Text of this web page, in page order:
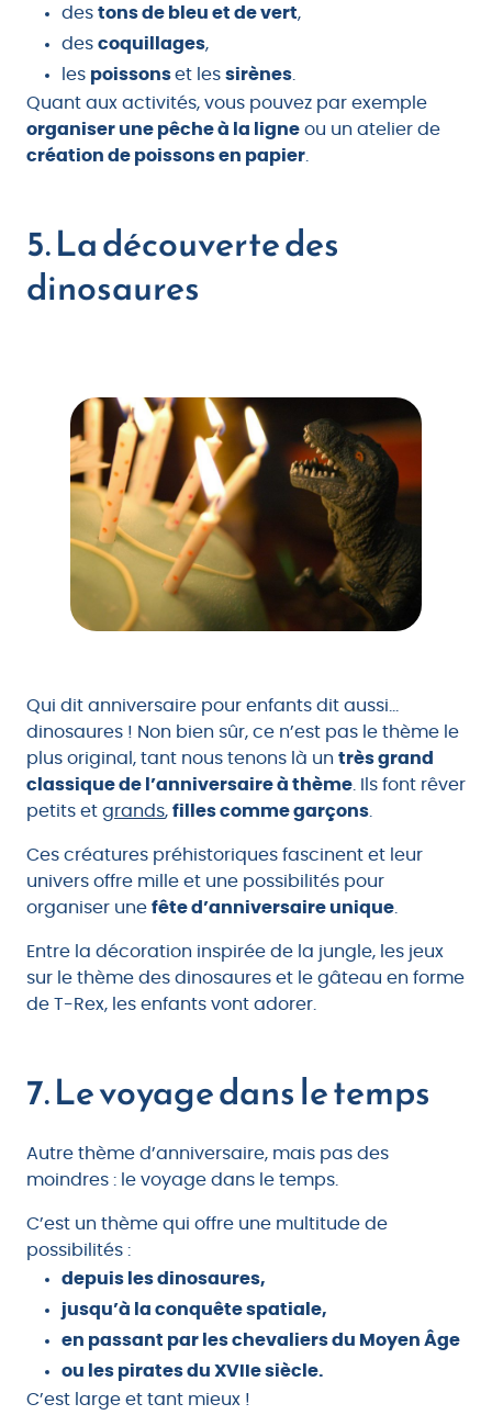
des tons de bleu et de vert,
des coquillages,
les poissonset les sirènes
Quant aux activités, vous pouvez par exemple
organiser une pêche à la ligne ou un atelier de
création de poissons en papier
5. La découverte des
dinosaures
Qui dit anniversaire pour enfants dit aussi…
dinosaures ! Non bien sûr, ce n’est pas le thème le
plus original, tant nous tenons là un très grand
classique de l’anniversaire à thème . Ils font rêver
petits et grands, filles comme garçons
Ces créatures préhistoriques fascinent et leur
univers offre mille et une possibilités pour
organiser une fête d’anniversaire unique
Entre la décoration inspirée de la jungle, les jeux
sur le thème des dinosaures et le gâteau en forme
de T-Rex, les enfants vont adorer.
7. Le voyage dans le temps
Autre thème d’anniversaire, mais pas des
moindres : le voyage dans le temps.
C’est un thème qui offre une multitude de
possibilités :
depuis les dinosaures,
jusqu’à la conquête spatiale,
en passant par les chevaliers du Moyen Âge
ou les pirates du XVIIe siècle.
C’est large et tant mieux !